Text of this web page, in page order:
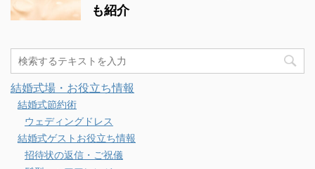
も紹介
結婚式場・お役立ち情報
結婚式節約術
ウェディングドレス
結婚式ゲストお役立ち情報
招待状の返信・ご祝儀